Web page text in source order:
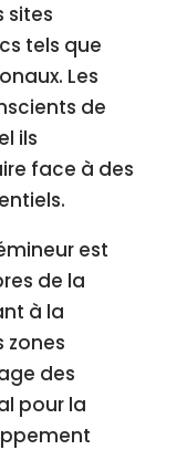
sites
tels que
Les
de
ils
face à des
est
de la
à la
zones
des
pour la